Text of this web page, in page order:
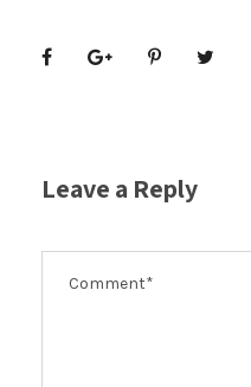
Leave a Reply